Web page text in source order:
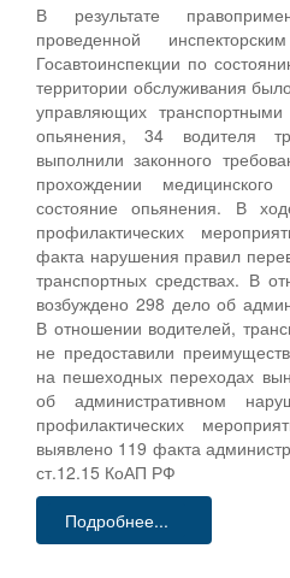
В результате
проведенной
Госавтоинспекции по
территории обслуживания
управляющих
опьянения, 34 водителя
выполнили законного
прохождении медицинского
состояние опьянения. В
профилактических
факта нарушения правил
транспортных средствах. В
возбуждено 298 дело об
В отношении водителей,
не предоставили
на пешеходных переходах
об административном
профилактических
выявлено 119 факта
ст.12.15 КоАП РФ
Подробнее...